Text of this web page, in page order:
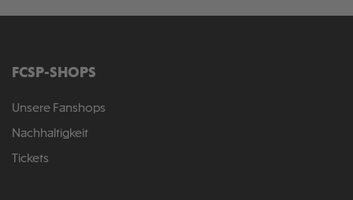
FCSP-SHOPS
Unsere Fanshops
Nachhaltigkeit
Tickets